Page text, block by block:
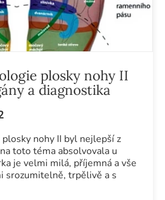
plosky nohy II
a diagnostika
nohy II byl nejlepší z
toto téma absolvovala u
je velmi milá, příjemná a vše
srozumitelně, trpělivě a s